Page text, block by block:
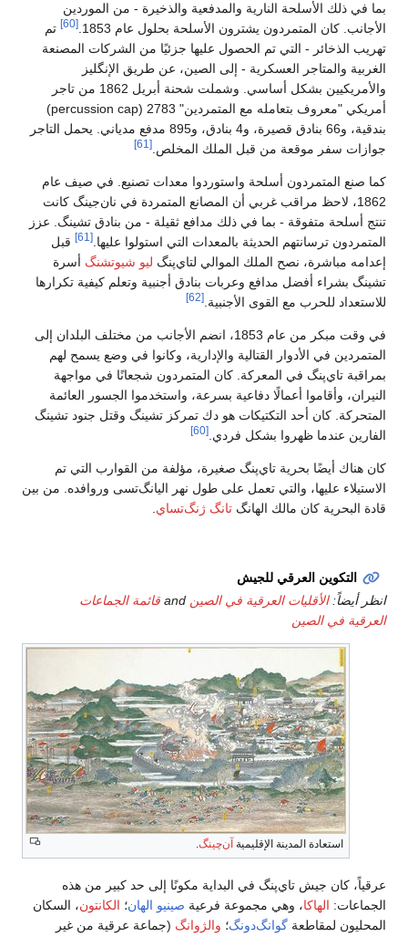
بما في ذلك الأسلحة النارية والمدفعية والذخيرة - من الموردين
الأجانب. كان المتمردون يشترون الأسلحة بحلول عام 1853.
[60]
تم
تهريب الذخائر - التي تم الحصول عليها جزئيًا من الشركات المصنعة
الغربية والمتاجر العسكرية - إلى الصين، عن طريق الإنگليز
والأمريكيين بشكل أساسي. وشملت شحنة أبريل 1862 من تاجر
أمريكي "معروف بتعامله مع المتمردين" 2783 (percussion cap)
بندقية، و66 بنادق قصيرة، و4 بنادق، و895 مدفع مدياني. يحمل التاجر
جوازات سفر موقعة من قبل الملك المخلص. [61]
كما صنع المتمردون أسلحة واستوردوا معدات تصنيع. في صيف عام
1862، لاحظ مراقب غربي أن المصانع المتمردة في نان‌جينگ كانت
تنتج أسلحة متفوقة - بما في ذلك مدافع ثقيلة - من بنادق تشينگ. عزز
المتمردون ترسانتهم الحديثة بالمعدات التي استولوا عليها. [61]
قبل
إعدامه مباشرة، نصح الملك الموالي لتاي‌پنگ ليو شيوتشنگ أسرة
تشينگ بشراء أفضل مدافع وعربات بنادق أجنبية وتعلم كيفية تكرارها
للاستعداد للحرب مع القوى الأجنبية. [62]
في وقت مبكر من عام 1853، انضم الأجانب من مختلف البلدان إلى
المتمردين في الأدوار القتالية والإدارية، وكانوا في وضع يسمح لهم
بمراقبة تاي‌پنگ في المعركة. كان المتمردون شجعانًا في مواجهة
النيران، وأقاموا أعمالًا دفاعية بسرعة، واستخدموا الجسور العائمة
المتحركة. كان أحد التكتيكات هو دك تمركز تشينگ وقتل جنود تشينگ
الفارين عندما ظهروا بشكل فردي. [60]
كان هناك أيضًا بحرية تاي‌پنگ صغيرة، مؤلفة من القوارب التي تم
الاستيلاء عليها، والتي تعمل على طول نهر اليانگ‌تسى وروافده. من بين
قادة البحرية كان مالك الهانگ تانگ ژنگ‌تساي
التكوين العرقي للجيش
انظر أيضاً:الأقليات العرقية في الصين
قائمة الجماعات
العرقية في الصين
استعادة المدينة الإقليمية آن‌چينگ.
عرقياً، كان جيش تاي‌پنگ في البداية مكونًا إلى حد كبير من هذه
الجماعات: الهاكا، وهي مجموعة فرعية صينيو الهان؛ الكانتون، السكان
المحليون لمقاطعة گوانگ‌دونگ؛ والژوانگ (جماعة عرقية من غير